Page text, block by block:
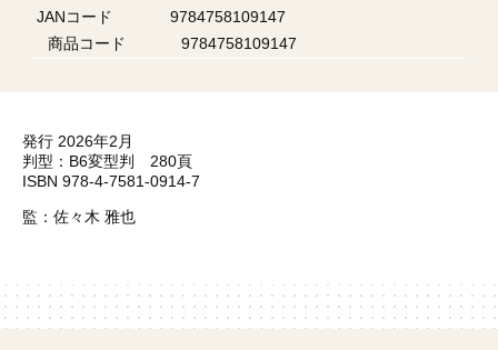
JANコード
9784758109147
商品コード
9784758109147
発行 2026年2月
判型：B6変型判 280頁
ISBN 978-4-7581-0914-7
監：佐々木 雅也